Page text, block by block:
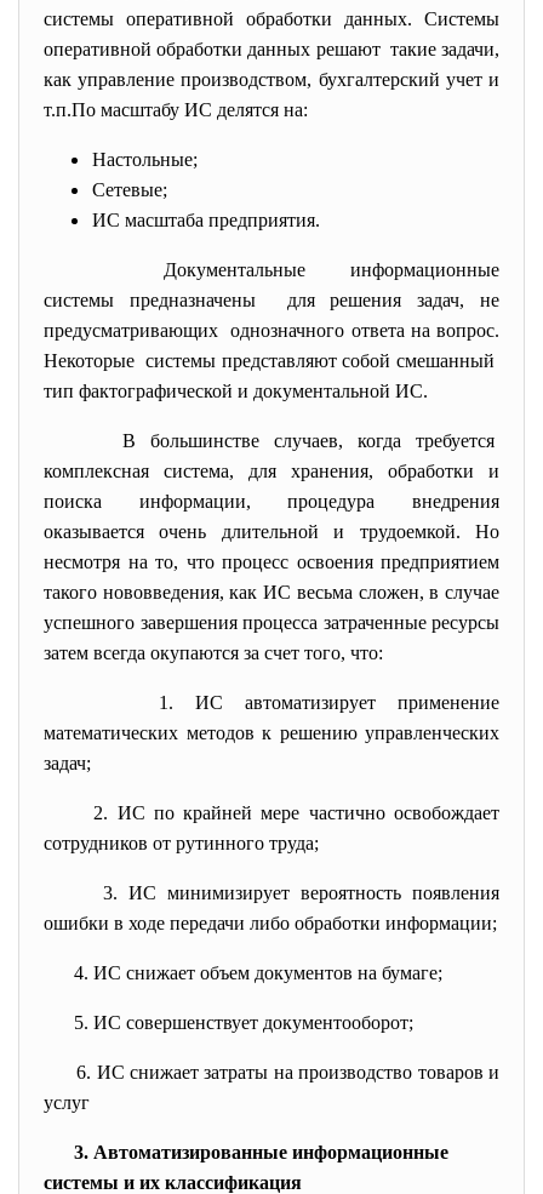
системы оперативной обработки данных. Системы
оперативной обработки данных решают такие задачи,
как управление производством, бухгалтерский учет и
т.п.По масштабу ИС делятся на:
Настольные;
Сетевые;
ИС масштаба предприятия.
Документальные информационные
системы предназначены для решения задач, не
предусматривающих однозначного ответа на вопрос.
Некоторые системы представляют собой смешанный
тип фактографической и документальной ИС.
В большинстве случаев, когда требуется
комплексная система, для хранения, обработки и
поиска информации, процедура внедрения
оказывается очень длительной и трудоемкой. Но
несмотря на то, что процесс освоения предприятием
такого нововведения, как ИС весьма сложен, в случае
успешного завершения процесса затраченные ресурсы
затем всегда окупаются за счет того, что:
1. ИС автоматизирует применение
математических методов к решению управленческих
задач;
2. ИС по крайней мере частично освобождает
сотрудников от рутинного труда;
3. ИС минимизирует вероятность появления
ошибки в ходе передачи либо обработки информации;
4. ИС снижает объем документов на бумаге;
5. ИС совершенствует документооборот;
6. ИС снижает затраты на производство товаров и
услуг
3. Автоматизированные информационные
системы и их классификация